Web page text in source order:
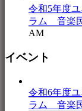
令和5年度
ラム 音楽民
AM
イベント
令和6年度
ラム 音楽民